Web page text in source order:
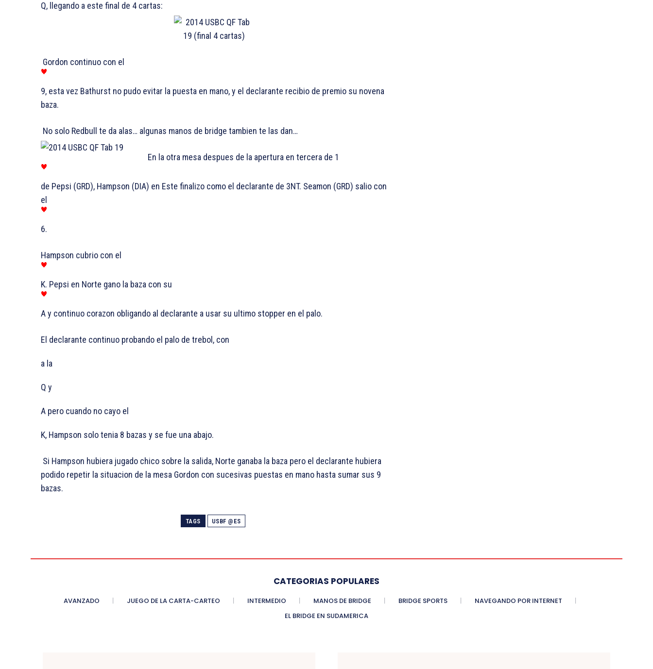
Q, llegando a este final de 4 cartas:
Gordon continuo con el
9, esta vez Bathurst no pudo evitar la puesta en mano, y el declarante recibio de premio su novena
baza.
No solo Redbull te da alas… algunas manos de bridge tambien te las dan…
En la otra mesa despues de la apertura en tercera de 1
de Pepsi (GRD), Hampson (DIA) en Este finalizo como el declarante de 3NT. Seamon (GRD) salio con
el
6.
Hampson cubrio con el
K. Pepsi en Norte gano la baza con su
A y continuo corazon obligando al declarante a usar su ultimo stopper en el palo.
El declarante continuo probando el palo de trebol, con
a la
Q y
A pero cuando no cayo el
K, Hampson solo tenia 8 bazas y se fue una abajo.
Si Hampson hubiera jugado chico sobre la salida, Norte ganaba la baza pero el declarante hubiera
podido repetir la situacion de la mesa Gordon con sucesivas puestas en mano hasta sumar sus 9
bazas.
TAGS USBF @ES
CATEGORIAS POPULARES
AVANZADO JUEGO DE LA CARTA-CARTEO INTERMEDIO MANOS DE BRIDGE BRIDGE SPORTS
NAVEGANDO POR INTERNET
EL BRIDGE EN SUDAMERICA